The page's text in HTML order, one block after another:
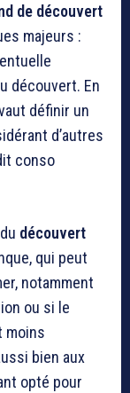
de découvert
majeurs :
découvert. En
définir un
d’autres
conso
découvert
qui peut
notamment
ou si le
moins
bien aux
opté pour